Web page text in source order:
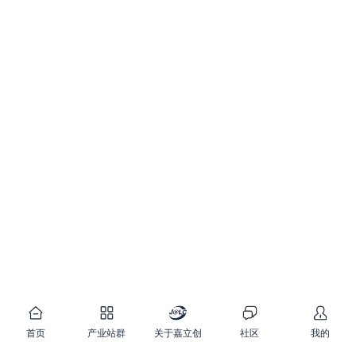
首页 产业站群 关于嘉立创 社区 我的